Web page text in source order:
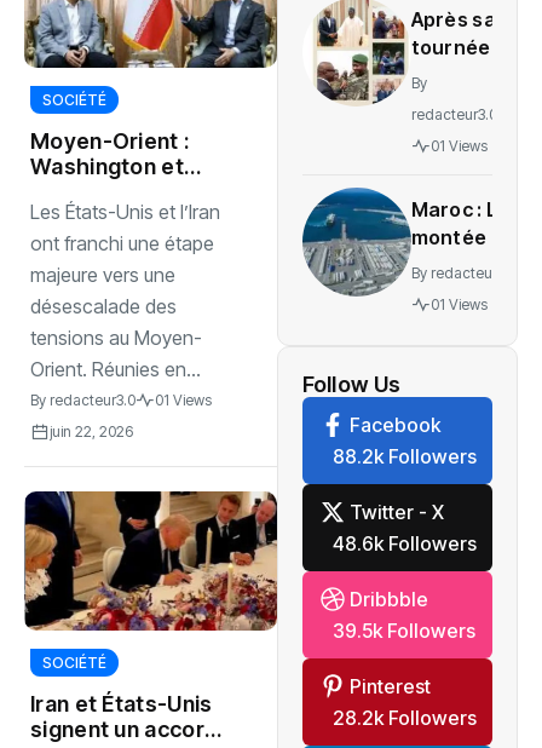
SOCIÉTÉ
Moyen-Orient :
Washington et
voie vers un
accord historique
Les États-Unis et l’Iran
ont franchi une étape
majeure vers une
désescalade des
tensions au Moyen-
Orient. Réunies en...
By redacteur3.0
01 Views
juin 22, 2026
SOCIÉTÉ
Iran et États-Unis
signent un accord
Ituri
Après sa
tournée
régionale,
de
By
redacteur3.0
01 Views
Maroc : La
montée en
puissance
d’un
de
l’économie
mondiale
By redacteur3.0
01 Views
Follow Us
Facebook
88.2k Followers
Twitter - X
48.6k Followers
Dribbble
39.5k Followers
Pinterest
28.2k Followers